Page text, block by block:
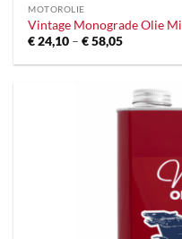
MOTOROLIE
Vintage Monograde Olie
€24,10 – €58,05Prijsklasse:
tot